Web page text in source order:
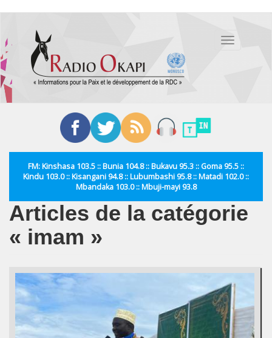
contenu
principal
Toggle
FM: Kinshasa 103.5 :: Bunia 104.8 :: Bukavu 95.3 :: Goma 95.5 ::
Kindu 103.0 :: Kisangani 94.8 :: Lubumbashi 95.8 :: Matadi 102.0 ::
Mbandaka 103.0 :: Mbuji-mayi 93.8
Articles de la catégorie
« imam »